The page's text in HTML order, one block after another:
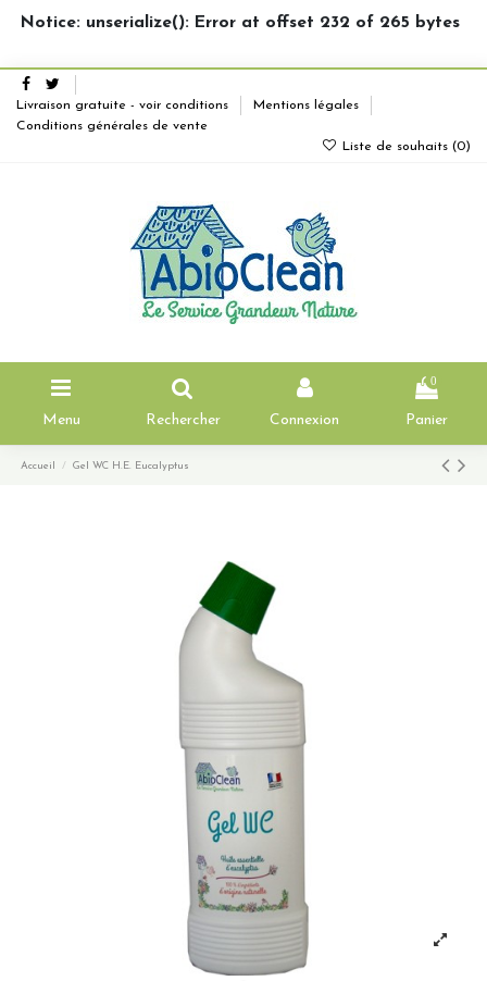
Notice: unserialize(): Error at offset 232 of 265 bytes
Livraison gratuite - voir conditions
Mentions légales
Conditions générales de vente
Liste de souhaits (0)
Menu Rechercher Connexion
0
Panier
Accueil Gel WC H.E. Eucalyptus